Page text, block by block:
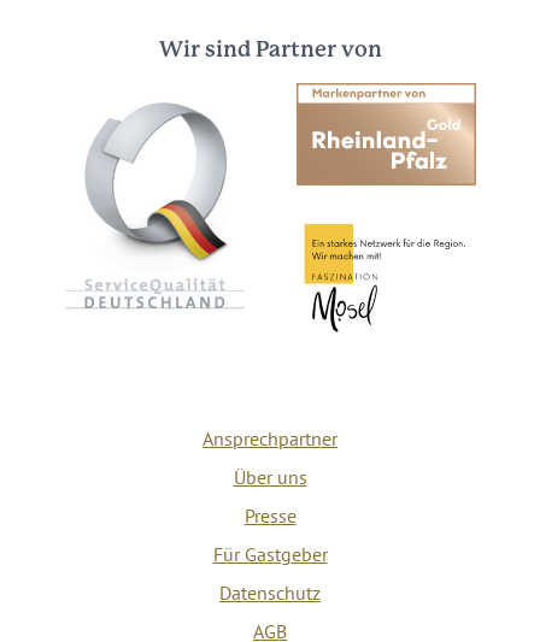
Wir sind Partner von
Ansprechpartner
Über uns
Presse
Für Gastgeber
Datenschutz
AGB